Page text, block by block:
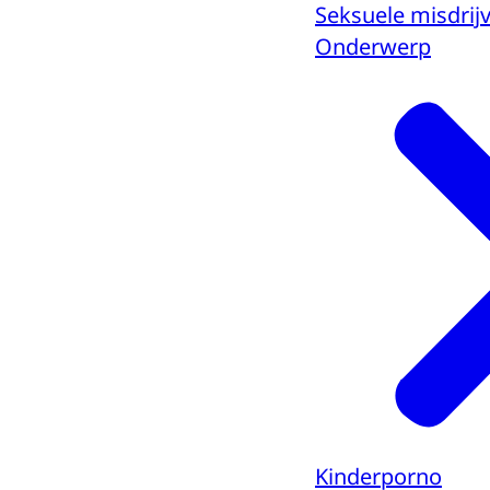
Seksuele
Onderwerp
Kinderporno